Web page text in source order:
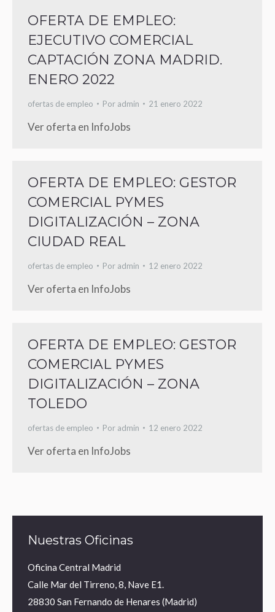
OFERTA DE EMPLEO:
EJECUTIVO COMERCIAL
CAPTACIÓN ZONA MADRID.
ENERO 2022
ofertas de empleo Por admin 21 enero 2022
Ver oferta en InfoJobs
OFERTA DE EMPLEO: GESTOR
COMERCIAL PYMES
DIGITALIZACIÓN – ZONA
CIUDAD REAL
ofertas de empleo Por admin 12 enero 2022
Ver oferta en InfoJobs
OFERTA DE EMPLEO: GESTOR
COMERCIAL PYMES
DIGITALIZACIÓN – ZONA
TOLEDO
ofertas de empleo Por admin 12 enero 2022
Ver oferta en InfoJobs
Nuestras Oficinas
Oficina Central Madrid
Calle Mar del Tirreno, 8, Nave E1.
28830 San Fernando de Henares (Madrid)